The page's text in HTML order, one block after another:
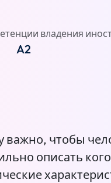
владения
A2
важно, чтобы
описать